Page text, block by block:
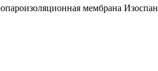
мембрана Изоспан